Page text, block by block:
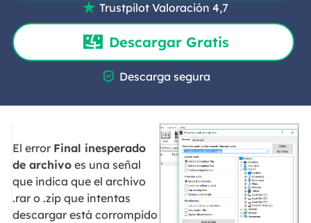
 Trustpilot Valoración 4,7
Descargar Gratis
 Descarga segura
El error Final inesperado
de archivoes una señal
que indica que el archivo
.rar o .zip que intentas
descargar está corrompido